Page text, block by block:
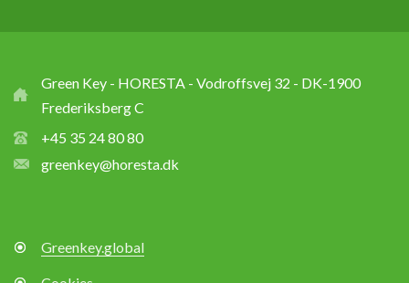
Green Key - HORESTA - Vodroffsvej 32 - DK-1900
Frederiksberg C
+45 35 24 80 80
greenkey@horesta.dk
Greenkey.global